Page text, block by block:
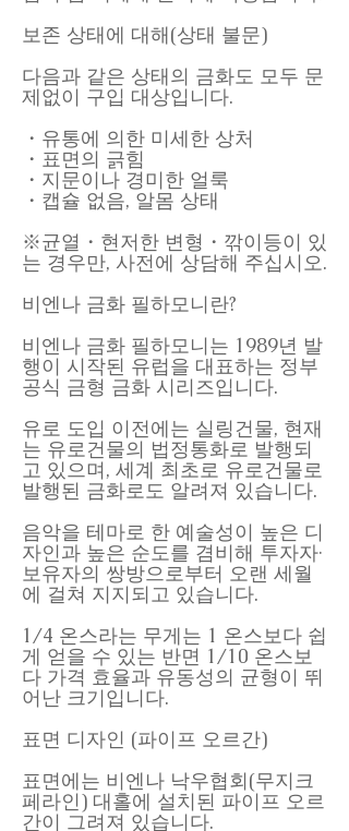
보존 상태에 대해(상태 불문)
다음과 같은 상태의 금화도 모두 문
제없이 구입 대상입니다.
・유통에 의한 미세한 상처
・표면의 긁힘
・지문이나 경미한 얼룩
・캡슐 없음, 알몸 상태
※균열・현저한 변형・깎이등이 있
는 경우만, 사전에 상담해 주십시오.
비엔나 금화 필하모니란?
비엔나 금화 필하모니는 1989년 발
행이 시작된 유럽을 대표하는 정부
공식 금형 금화 시리즈입니다.
유로 도입 이전에는 실링건물, 현재
는 유로건물의 법정통화로 발행되
고 있으며, 세계 최초로 유로건물로
발행된 금화로도 알려져 있습니다.
음악을 테마로 한 예술성이 높은 디
자인과 높은 순도를 겸비해 투자자·
보유자의 쌍방으로부터 오랜 세월
에 걸쳐 지지되고 있습니다.
1/4 온스라는 무게는 1 온스보다 쉽
게 얻을 수 있는 반면 1/10 온스보
다 가격 효율과 유동성의 균형이 뛰
어난 크기입니다.
표면 디자인 (파이프 오르간)
표면에는 비엔나 낙우협회(무지크
페라인) 대홀에 설치된 파이프 오르
간이 그려져 있습니다.